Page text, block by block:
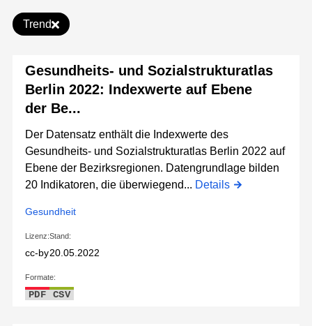
Trend
Gesundheits- und Sozialstrukturatlas
Berlin 2022: Indexwerte auf Ebene
der Be...
Der Datensatz enthält die Indexwerte des
Gesundheits- und Sozialstrukturatlas Berlin 2022 auf
Ebene der Bezirksregionen. Datengrundlage bilden
20 Indikatoren, die überwiegend... Details
Gesundheit
Lizenz:
cc-by
Stand:
20.05.2022
Formate:
PDF CSV